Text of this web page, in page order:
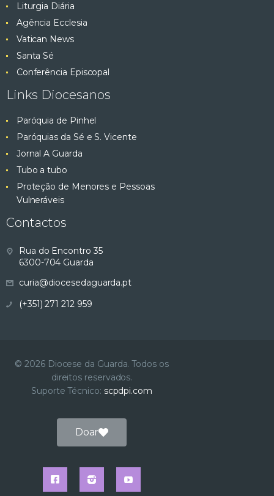
Liturgia Diária
Agência Ecclesia
Vatican News
Santa Sé
Conferência Episcopal
Links Diocesanos
Paróquia de Pinhel
Paróquias da Sé e S. Vicente
Jornal A Guarda
Tubo a tubo
Proteção de Menores e Pessoas
Vulneráveis
Contactos
Rua do Encontro 35
6300-704 Guarda
curia@diocesedaguarda.pt
(+351) 271 212 959
© 2026 Diocese da Guarda. Todos os
direitos reservados.
Suporte Técnico: scpdpi.com
Doar